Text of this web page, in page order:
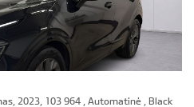
2023, 103 964 , Automatinė , Black